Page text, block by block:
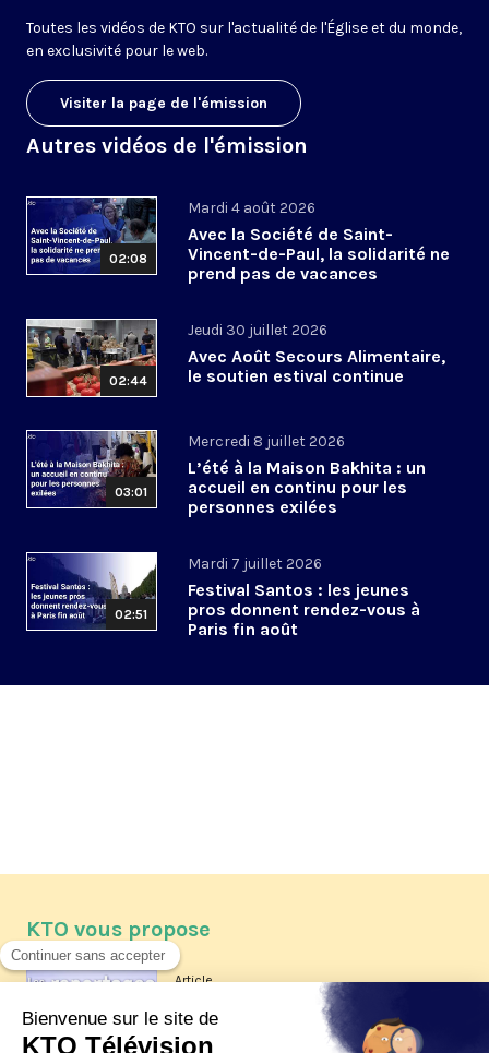
Toutes les vidéos de KTO sur l'actualité de l'Église et du monde,
en exclusivité pour le web.
Visiter la page de l'émission
Autres vidéos de l'émission
02:08
Mardi 4 août 2026
Avec la Société de Saint-
Vincent-de-Paul, la solidarité ne
prend pas de vacances
02:44
Jeudi 30 juillet 2026
Avec Août Secours Alimentaire,
le soutien estival continue
03:01
Mercredi 8 juillet 2026
L’été à la Maison Bakhita : un
accueil en continu pour les
personnes exilées
02:51
Mardi 7 juillet 2026
Festival Santos : les jeunes
pros donnent rendez-vous à
Paris fin août
KTO vous propose
Article
Les reportages d'été 2026 de KTO